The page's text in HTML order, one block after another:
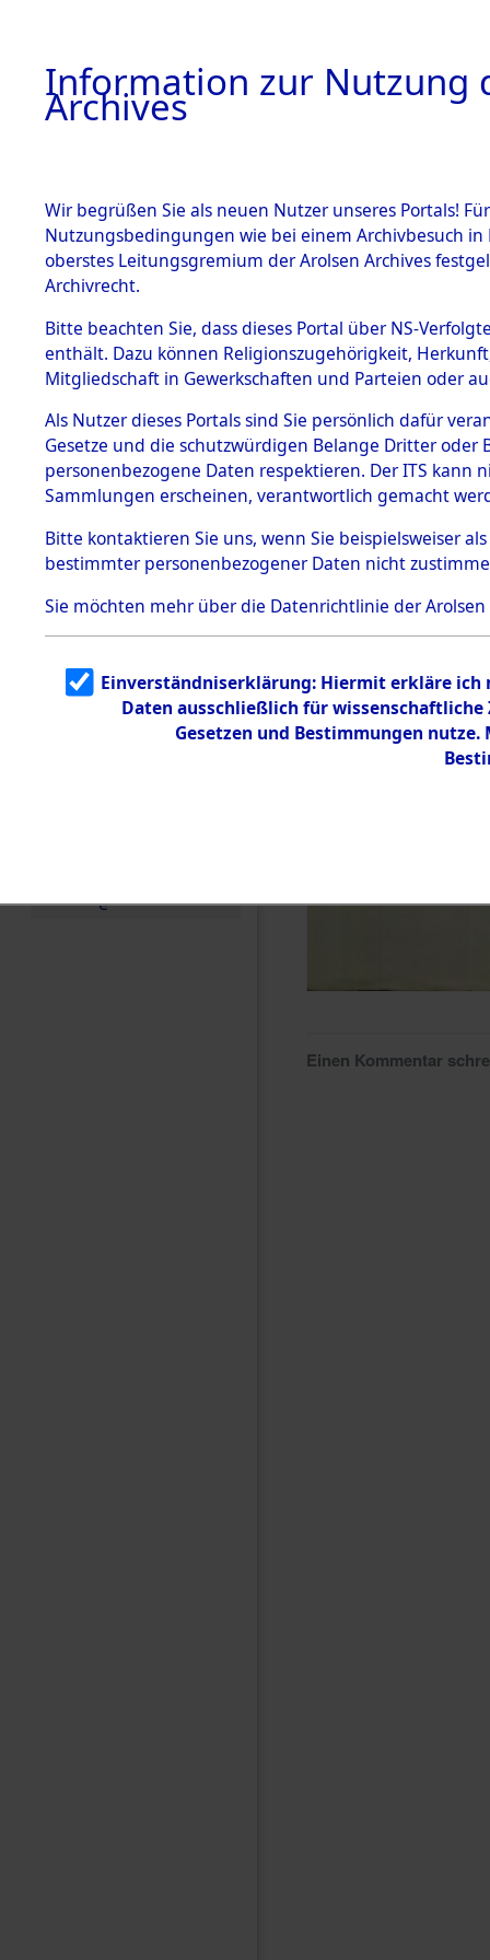
BESTÄNDE
1.
mente
5. Verschiedenes
5.3
Todesmärsche
5.3.1 Alliierte
Erhebungen
zu
Todesmärsch
en
5.3.2
g
5.3.3
Todesmärsch
e
Einen Kommentar
Information zur Nutzung
Archives
Wir begrüßen Sie als neuen Nutzer unseres Portals!
Nutzungsbedingungen wie bei einem Archivbesuch
oberstes Leitungsgremium der Arolsen Archives
Archivrecht.
Bitte beachten Sie, dass dieses Portal über NS-
enthält. Dazu können Religionszugehörigkeit,
Mitgliedschaft in Gewerkschaften und Parteien oder
Als Nutzer dieses Portals sind Sie persönlich dafür
Gesetze und die schutzwürdigen Belange Dritter
personenbezogene Daten respektieren. Der ITS
Sammlungen erscheinen, verantwortlich gemacht
Bitte kontaktieren Sie uns, wenn Sie beispielsweiser
bestimmter personenbezogener Daten nicht
Sie möchten mehr über die Datenrichtlinie der Arolsen
Einverständniserklärung: Hiermit erkläre ich
Daten ausschließlich für
Gesetzen und Bestimmungen